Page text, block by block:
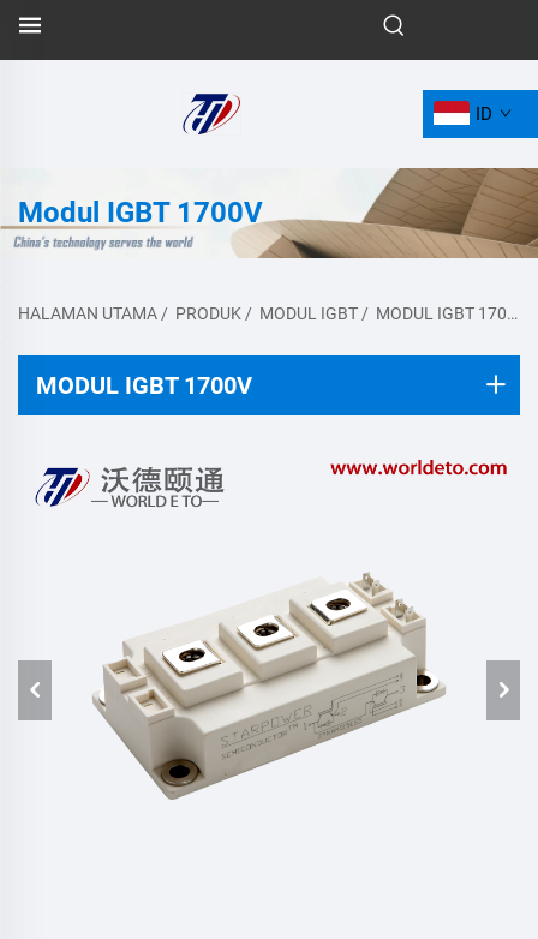
ID
Modul IGBT 1700V
HALAMAN UTAMA / PRODUK / MODUL IGBT / MODUL IGBT 1700V
MODUL IGBT 1700V